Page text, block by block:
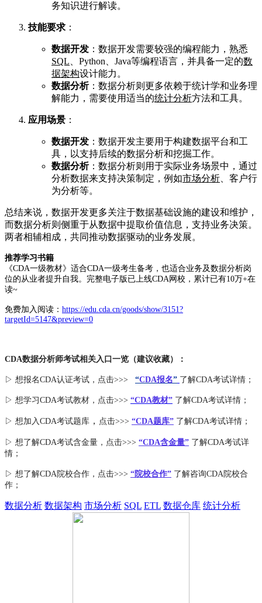
务知识进行解读。
技能要求 ：
数据开发 ：数据开发需要较强的编程能力，熟悉
SQL 、Python、Java等编程语言，并具备一定的数
据架构设计能力 。
数据分析：数据分析则更多依赖于统计学和业务理
解能力，需要使用适当的统计分析方法和工具。
应用场景 ：
数据开发 ：数据开发主要用于构建数据平台和工
具，以支持后续的数据分析和挖掘工作。
数据分析：数据分析则用于实际业务场景中，通过
分析数据来支持决策制定，例如市场分析 、客户行
为分析等。
总结来说，数据开发更多关注于数据基础设施的建设和维护，
而数据分析则侧重于从数据中提取价值信息，支持业务决策。
两者相辅相成，共同推动数据驱动的业务发展。
推荐学习书籍
《CDA一级教材》适合CDA一级考生备考，也适合业务及数据分析岗
位的从业者提升自我。完整电子版已上线CDA网校，累计已有10万+在
读~
免费加入阅读： https://edu.cda.cn/goods/show/3151?
targetId=5147&preview=0
CDA数据分析师考试相关入口一览（建议收藏）：
▷ 想报名CDA认证考试，点击>>> “CDA报名” 了解CDA考试详情；
▷ 想学习CDA考试教材，点击>>> “CDA教材” 了解CDA考试详情；
▷ 想加入CDA考试题库 ， 点击>>> “CDA题库” 了解CDA考试详情；
▷ 想了解CDA考试含金量 ，点击>>> “CDA含金量” 了解CDA考试详
情；
▷ 想了解CDA院校合作 ，点击>>> “院校合作” 了解咨询CDA院校合
作；
数据分析 数据架构 市场分析 SQL ETL 数据仓库 统计分析